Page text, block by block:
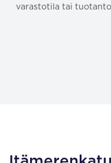
varastotila tai